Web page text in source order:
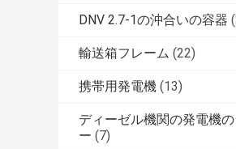
DNV 2.7-1の沖合いの容器
輸送箱フレーム (22)
携帯用発電機 (13)
ディーゼル機関の発電機
ー (7)